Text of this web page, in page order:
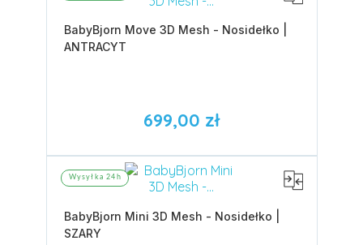
BabyBjorn Move 3D Mesh - Nosidełko |
ANTRACYT
699,00 zł
Wysyłka 24h
BabyBjorn Mini 3D Mesh - Nosidełko |
SZARY